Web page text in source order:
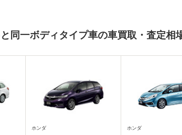
同一ボディタイプ車の車買取・査定相
ホンダ ホンダ